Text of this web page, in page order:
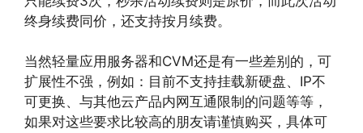
终身续费同价，还支持按月续费。
当然轻量应用服务器和CVM还是有一些差别的，可
扩展性不强，例如：目前不支持挂载新硬盘、IP不
可更换、与其他云产品内网互通限制的问题等等，
如果对这些要求比较高的朋友请谨慎购买，具体可